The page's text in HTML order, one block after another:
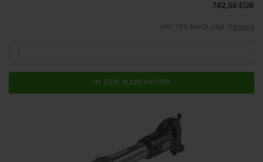
742,56 EUR
inkl. 19% MwSt. zzgl. Versand
IN DEN WARENKORB